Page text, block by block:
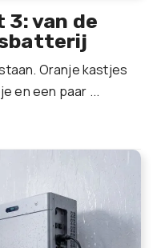
van de
Oranje kastjes
en een paar ...